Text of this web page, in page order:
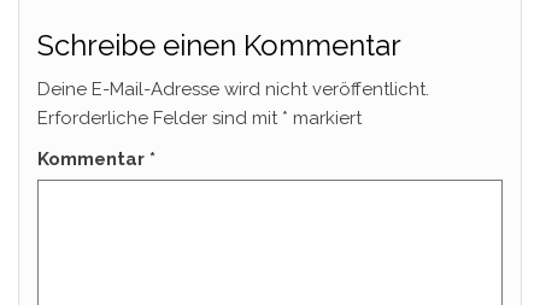
Schreibe einen Kommentar
Deine E-Mail-Adresse wird nicht veröffentlicht.
Erforderliche Felder sind mit * markiert
Kommentar *